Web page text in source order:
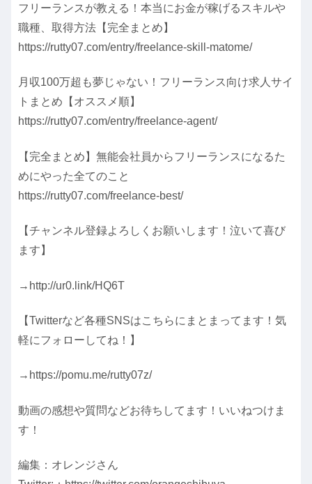
フリーランスが教える！本当にお金が稼げるスキルや
職種、取得方法【完全まとめ】
https://rutty07.com/entry/freelance-skill-matome/
月収100万超も夢じゃない！フリーランス向け求人サイ
トまとめ【オススメ順】
https://rutty07.com/entry/freelance-agent/
【完全まとめ】無能会社員からフリーランスになるた
めにやった全てのこと
https://rutty07.com/freelance-best/
【チャンネル登録よろしくお願いします！泣いて喜び
ます】
→http://ur0.link/HQ6T
【Twitterなど各種SNSはこちらにまとまってます！気
軽にフォローしてね！】
→https://pomu.me/rutty07z/
動画の感想や質問などお待ちしてます！いいねつけま
す！
編集：オレンジさん